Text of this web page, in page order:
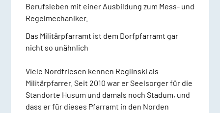
Berufsleben mit einer Ausbildung zum Mess- und
Regelmechaniker.
Das Militärpfarramt ist dem Dorfpfarramt gar
nicht so unähnlich
Viele Nordfriesen kennen Reglinski als
Militärpfarrer. Seit 2010 war er Seelsorger für die
Standorte Husum und damals noch Stadum, und
dass er für dieses Pfarramt in den Norden